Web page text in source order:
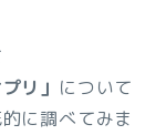
リ」 について
に調べてみま